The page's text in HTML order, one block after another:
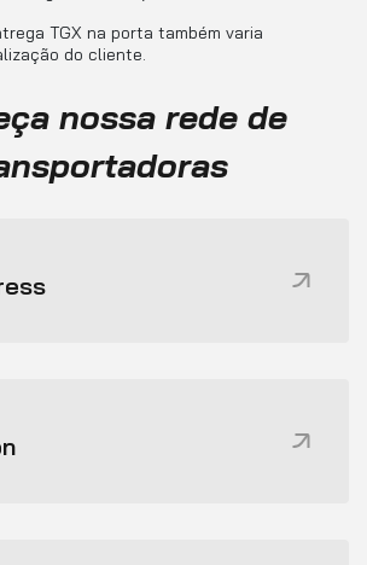
TGX na porta também varia
do cliente.
nossa rede de